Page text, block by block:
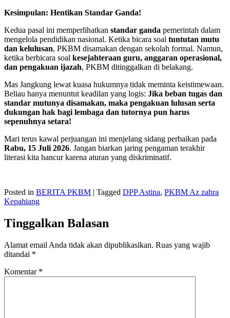
Kesimpulan: Hentikan Standar Ganda!
Kedua pasal ini memperlihatkan standar ganda pemerintah dalam
mengelola pendidikan nasional. Ketika bicara soal tuntutan mutu
dan kelulusan, PKBM disamakan dengan sekolah formal. Namun,
ketika berbicara soal kesejahteraan guru, anggaran operasional,
dan pengakuan ijazah, PKBM ditinggalkan di belakang.
Mas Jangkung lewat kuasa hukumnya tidak meminta keistimewaan.
Beliau hanya menuntut keadilan yang logis: Jika beban tugas dan
standar mutunya disamakan, maka pengakuan lulusan serta
dukungan hak bagi lembaga dan tutornya pun harus
sepenuhnya setara!
Mari terus kawal perjuangan ini menjelang sidang perbaikan pada
Rabu, 15 Juli 2026. Jangan biarkan jaring pengaman terakhir
literasi kita hancur karena aturan yang diskriminatif.
Posted in BERITA PKBM | Tagged DPP Astina, PKBM Az zahra
Kepahiang
Tinggalkan Balasan
Alamat email Anda tidak akan dipublikasikan. Ruas yang wajib
ditandai *
Komentar *